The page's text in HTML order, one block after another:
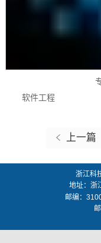
软件工程
上一篇
浙江科
地址：浙
邮编：